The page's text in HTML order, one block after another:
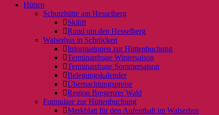
Hütten
Schutzhütte am Hesselberg
Skilift
Rund um den Hesselberg
Walserhus in Schröcken
Informationen zur Hüttenbuchung
Terminanfrage Wintersaison
Terminanfrage Sommersaison
Belegungskalender
Übernachtungspreise
Region Bregenzer Wald
Formulare zur Hüttenbuchung
Merkblatt für den Aufenthalt im Walserhus